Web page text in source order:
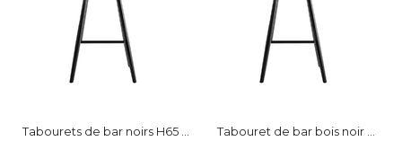
Tabourets de bar noirs H65 ... Tabouret de bar bois noir ...